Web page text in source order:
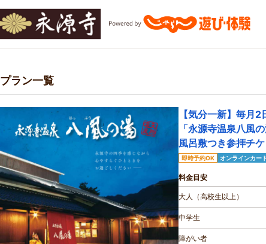
プラン一覧
【気分一新】毎月
「永源寺温泉八風
風呂敷つき参拝チ
即時予約OK オンラインカー
料金目安
大人（高校生以上）
中学生
障がい者